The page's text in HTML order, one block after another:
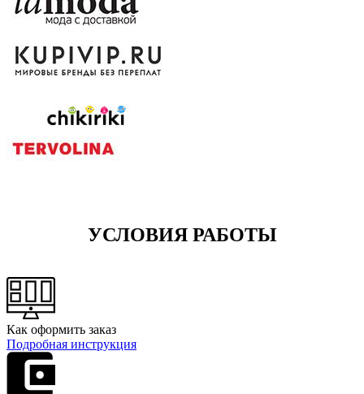
УСЛОВИЯ РАБОТЫ
Как оформить заказ
Подробная инструкция